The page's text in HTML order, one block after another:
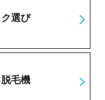
選び
毛機